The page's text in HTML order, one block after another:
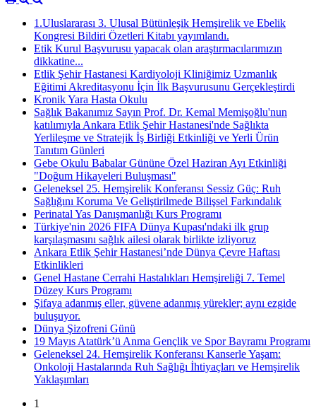
1.Uluslararası 3. Ulusal Bütünleşik Hemşirelik ve Ebelik
Kongresi Bildiri Özetleri Kitabı yayımlandı.
Etik Kurul Başvurusu yapacak olan araştırmacılarımızın
dikkatine...
Etlik Şehir Hastanesi Kardiyoloji Kliniğimiz Uzmanlık
Eğitimi Akreditasyonu İçin İlk Başvurusunu Gerçekleştirdi
Kronik Yara Hasta Okulu
Sağlık Bakanımız Sayın Prof. Dr. Kemal Memişoğlu'nun
katılımıyla Ankara Etlik Şehir Hastanesi'nde Sağlıkta
Yerlileşme ve Stratejik İş Birliği Etkinliği ve Yerli Ürün
Tanıtım Günleri
Gebe Okulu Babalar Gününe Özel Haziran Ayı Etkinliği
"Doğum Hikayeleri Buluşması"
Geleneksel 25. Hemşirelik Konferansı Sessiz Güç: Ruh
Sağlığını Koruma Ve Geliştirilmede Bilişsel Farkındalık
Perinatal Yas Danışmanlığı Kurs Programı
Türkiye'nin 2026 FIFA Dünya Kupası'ndaki ilk grup
karşılaşmasını sağlık ailesi olarak birlikte izliyoruz
Ankara Etlik Şehir Hastanesi’nde Dünya Çevre Haftası
Etkinlikleri
Genel Hastane Cerrahi Hastalıkları Hemşireliği 7. Temel
Düzey Kurs Programı
Şifaya adanmış eller, güvene adanmış yürekler; aynı ezgide
buluşuyor.
Dünya Şizofreni Günü
19 Mayıs Atatürk’ü Anma Gençlik ve Spor Bayramı Programı
Geleneksel 24. Hemşirelik Konferansı Kanserle Yaşam:
Onkoloji Hastalarında Ruh Sağlığı İhtiyaçları ve Hemşirelik
Yaklaşımları
1